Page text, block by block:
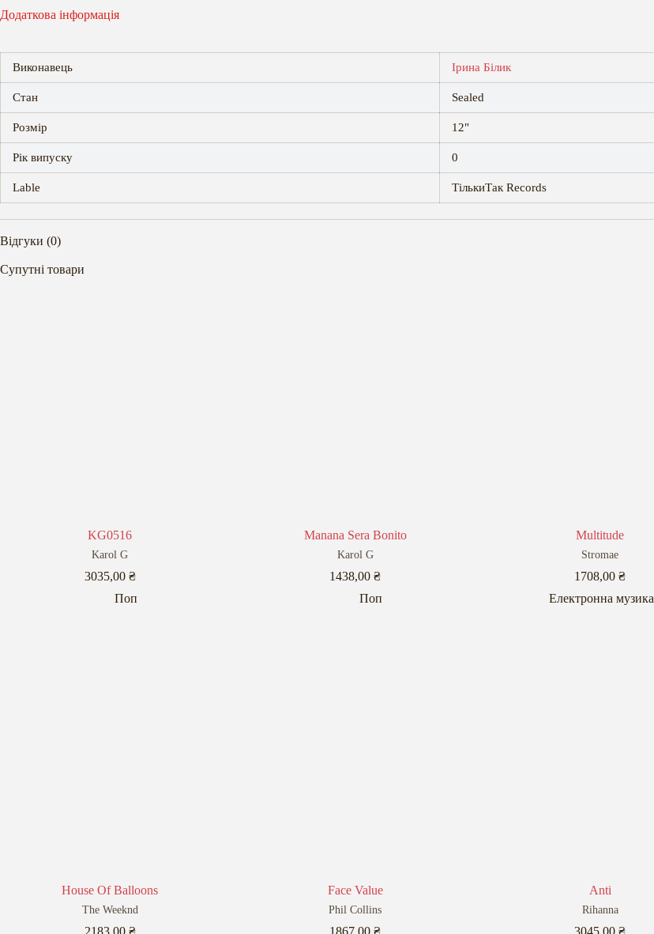
Додаткова інформація
Виконавець Ірина Білик
Стан Sealed
Розмір 12"
Рік випуску 0
Lable ТількиТак Records
Відгуки (0)
Супутні товари
KG0516
Karol G
3035,00 ₴
Поп
Manana Sera Bonito
Karol G
1438,00₴
Поп
Multitude
Stromae
1708,00₴
Електронна музика
House Of Balloons
The Weeknd
Face Value
Phil Collins
Anti
Rihanna